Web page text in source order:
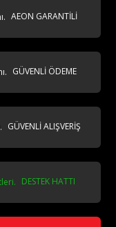
AEON GARANTİLİ
GÜVENLİ ÖDEME
GÜVENLİ ALIŞVERİŞ
DESTEK HATTI